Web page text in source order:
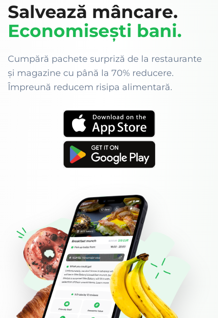
Salvează mâncare.
Economisești bani.
Cumpără pachete surpriză de la restaurante
și magazine cu până la 70% reducere.
Împreună reducem risipa alimentară.